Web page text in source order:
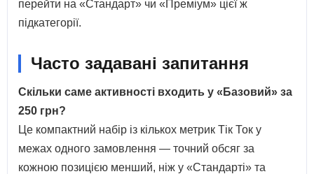
перейти на «Стандарт» чи «Преміум» цієї ж
підкатегорії.
Часто задавані запитання
Скільки саме активності входить у «Базовий» за
250 грн?
Це компактний набір із кількох метрик Тік Ток у
межах одного замовлення — точний обсяг за
кожною позицією менший, ніж у «Стандарті» та